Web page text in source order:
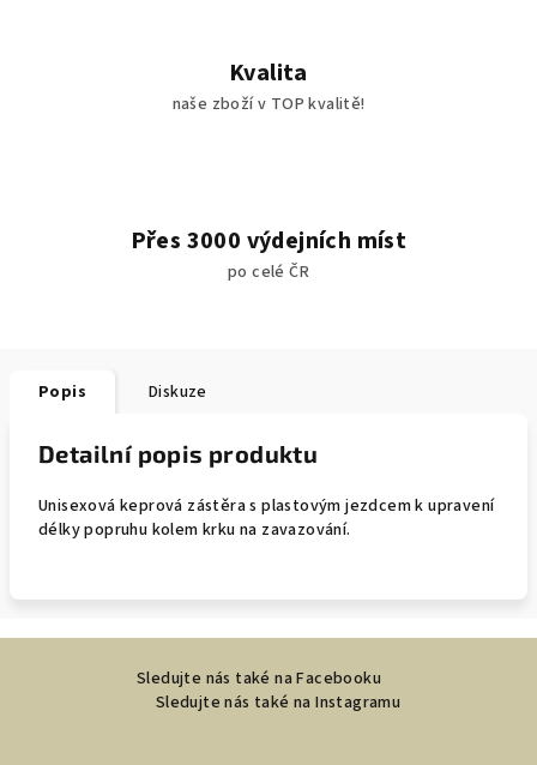
Kvalita
naše zboží v TOP kvalitě!
Přes 3000 výdejních míst
po celé ČR
Popis Diskuze
Detailní popis produktu
Unisexová keprová zástěra s plastovým jezdcem k upravení
délky popruhu kolem krku na zavazování.
Sledujte nás také na Facebooku
Sledujte nás také na Instagramu